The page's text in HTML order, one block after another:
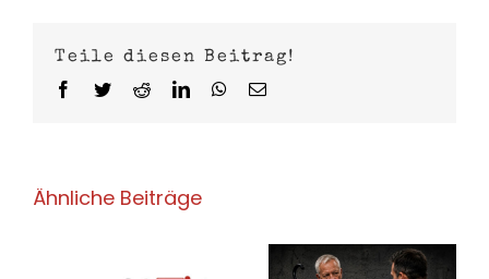
Teile diesen Beitrag!
Facebook
TwitterRedditLinkedInWhatsApp
E-
Ähnliche Beiträge